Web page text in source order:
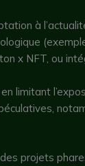
à
x NFT, ou
en limitant
projets